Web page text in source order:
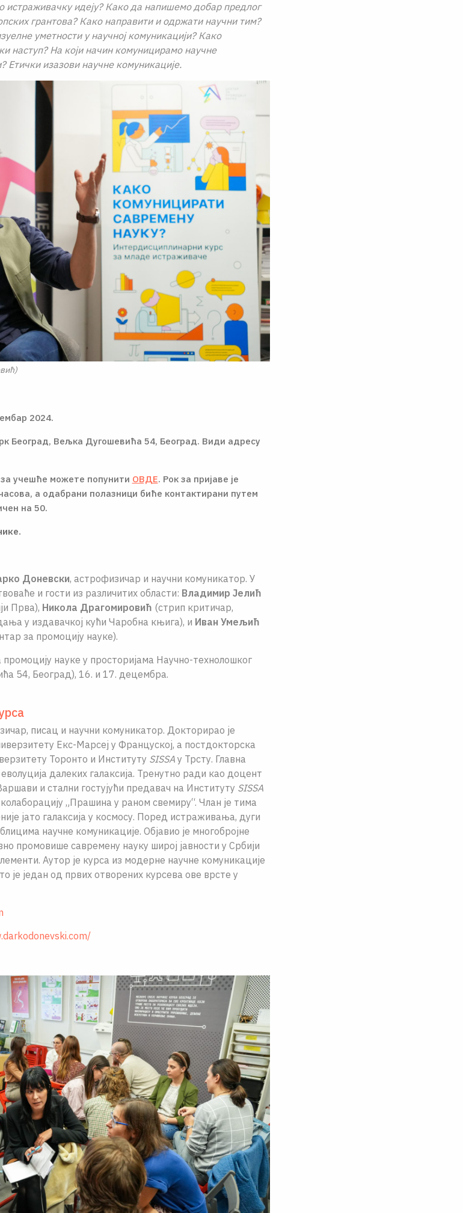
истраживачку идеју? Како да напишемо добар предлог
грантова? Како направити и одржати научни тим?
уметности у научној комуникацији? Како
наступ? На који начин комуницирамо научне
Етички изазови научне комуникације.
2024.
Београд, Вељка Дугошевића 54, Београд. Види адресу
за учешће можете попунити ОВДЕ. Рок за пријаве је
а одабрани полазници биће контактирани путем
на 50.
Доневски, астрофизичар и научни комуникатор. У
и гости из различитих области: Владимир Јелић
Прва), Никола Драгомировић (стрип критичар,
у издавачкој кући Чаробна књига), и Иван Умељић
за промоцију науке).
науке у просторијама Научно-технолошког
54, Београд), 16. и 17. децембра.
писац и научни комуникатор. Докторирао је
Екс-Марсеј у Француској, а постдокторска
Торонто и Институту SISSAу Трсту. Главна
далеких галаксија. Тренутно ради као доцент
и стални гостујући предавач на Институту SISSA
„Прашина у раном свемиру“. Члан је тима
јато галаксија у космосу. Поред истраживања, дуги
научне комуникације. Објавио је многобројне
промовише савремену науку широј јавности у Србији
Аутор је курса из модерне научне комуникације
је један од првих отворених курсева ове врсте у